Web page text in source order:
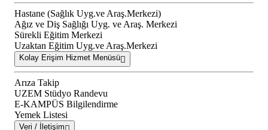
Hastane (Sağlık Uyg.ve Araş.Merkezi)
Ağız ve Diş Sağlığı Uyg. ve Araş. Merkezi
Sürekli Eğitim Merkezi
Uzaktan Eğitim Uyg.ve Araş.Merkezi
Kolay Erişim Hizmet Menüsü
Arıza Takip
UZEM Stüdyo Randevu
E-KAMPÜS Bilgilendirme
Yemek Listesi
Veri / İletişim